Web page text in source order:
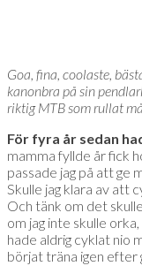
Goa, fina, coolaste,
kanonbra på sin
riktig MTB som rullat
För fyra år sedan
mamma fyllde år fick
passade jag på att ge
Skulle jag klara av att
Och tänk om det
om jag inte skulle
hade aldrig cyklat nio
börjat träna igen efter